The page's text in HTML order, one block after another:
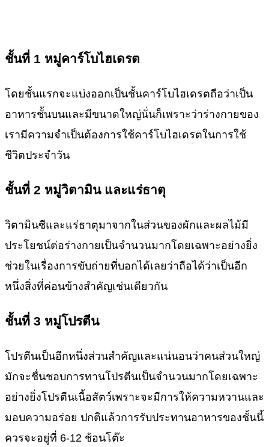
ชั้นที่ 1 หมู่คาร์โบไฮเดรต
โดยชั้นแรกจะแบ่งออกเป็นชั้นคาร์โบไฮเดรตถือว่าเป็น
อาหารชั้นบนและมีขนาดใหญ่นั่นก็เพราะว่าร่างกายของ
เรามีความจำเป็นต้องการใช้คาร์โบไฮเดรตในการใช้
ชีวิตประจำวัน
ชั้นที่ 2 หมู่วิตามิน และแร่ธาตุ
วิตามินซีและแร่ธาตุมาจากในส่วนของผักและผลไม้มี
ประโยชน์ต่อร่างกายเป็นจำนวนมากโดยเฉพาะอย่างยิ่ง
ช่วยในเรื่องการขับถ่ายที่บอกได้เลยว่าถือได้ว่าเป็นอีก
หนึ่งสิ่งที่ค่อนข้างสำคัญเช่นเดียวกัน
ชั้นที่ 3 หมู่โปรตีน
โปรตีนเป็นอีกหนึ่งส่วนสำคัญและแน่นอนว่าคนส่วนใหญ่
มักจะชื่นชอบการทานโปรตีนเป็นจำนวนมากโดยเฉพาะ
อย่างยิ่งโปรตีนเนื้อสัตว์เพราะจะมีการให้ความหวานและ
มอบความอร่อย ปกติแล้วการรับประทานอาหารของชั้นนี้
ควรจะอยู่ที่ 6-12 ช้อนโต๊ะ